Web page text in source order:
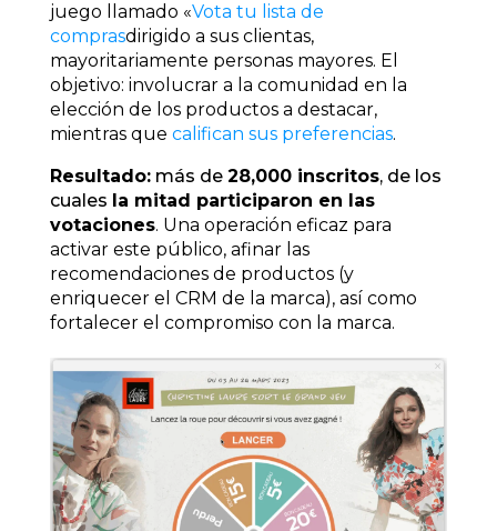
juego llamado «Vota tu lista de
comprasdirigido a sus clientas,
mayoritariamente personas mayores. El
objetivo: involucrar a la comunidad en la
elección de los productos a destacar,
mientras que califican sus preferencias.
Resultado:más de 28,000 inscritos, de los
cuales la mitad participaron en las
votaciones. Una operación eficaz para
activar este público, afinar las
recomendaciones de productos (y
enriquecer el CRM de la marca), así como
fortalecer el compromiso con la marca.